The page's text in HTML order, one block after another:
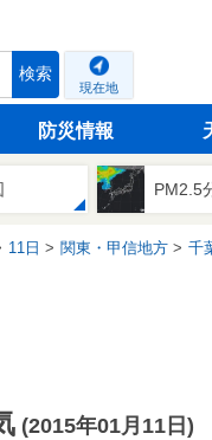
検索
現在地
防災情報
PM2.5
11日 関東・甲信地方 千
(2015年01月11日)